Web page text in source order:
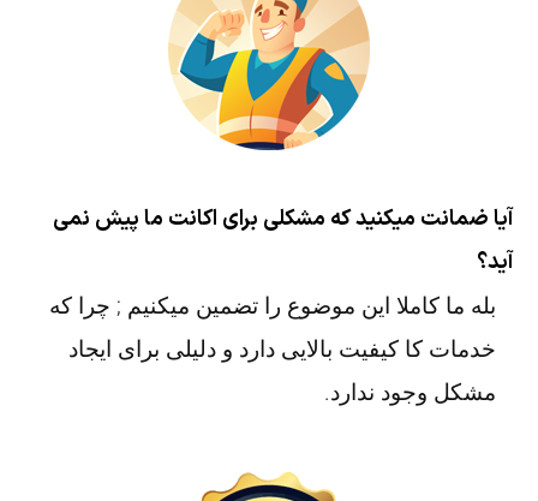
آیا ضمانت میکنید که مشکلی برای اکانت ما پیش نمی
آید؟
بله ما کاملا این موضوع را تضمین میکنیم ; چرا که
خدمات کا کیفیت بالایی دارد و دلیلی برای ایجاد
مشکل وجود ندارد.